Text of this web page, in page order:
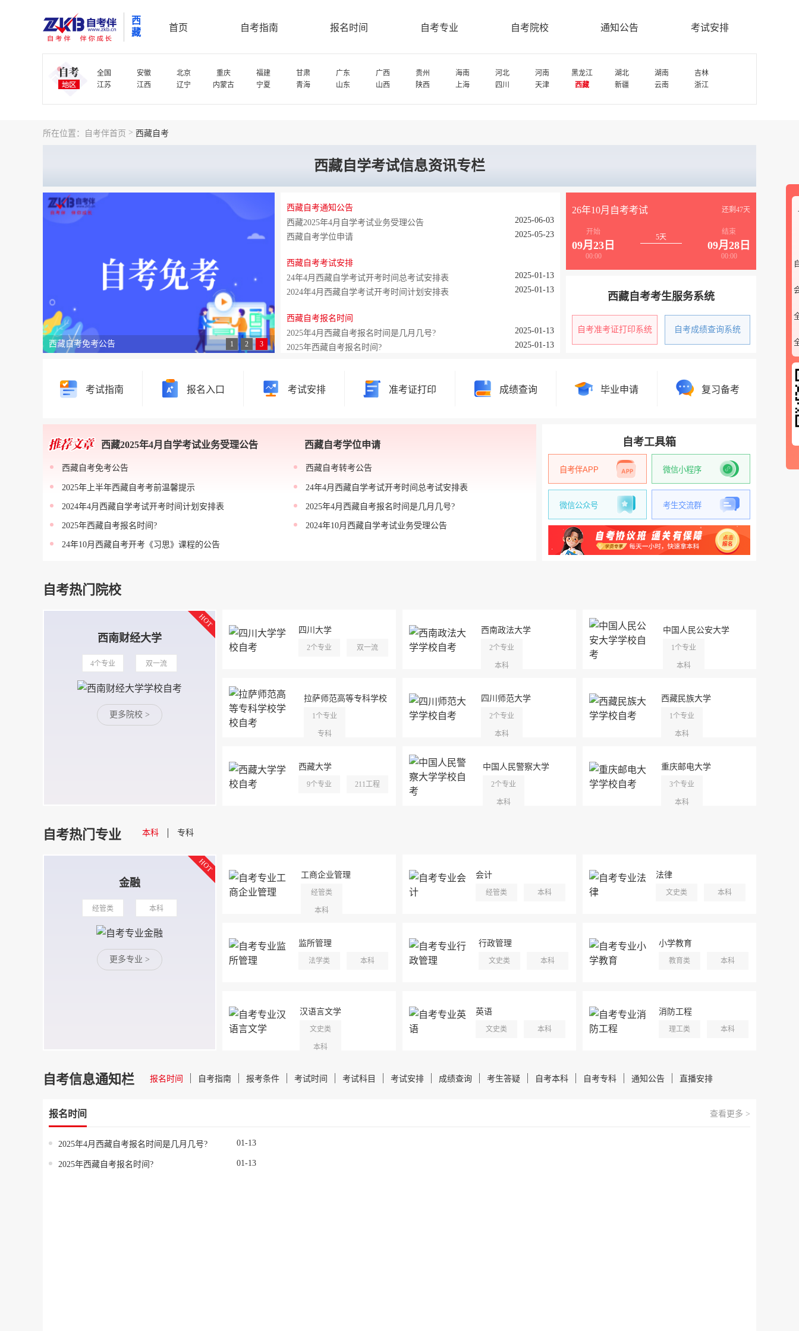
西
藏
首页 自考指南 报名时间 自考专业 自考院校 通知公告 考试安排
全国 安徽 北京 重庆 福建 甘肃 广东 广西 贵州 海南 河北 河南 黑龙江 湖北 湖南
吉林
江苏
江西 辽宁 内蒙古 宁夏 青海 山东 山西 陕西 上海 四川 天津 西藏 新疆 云南 浙江
所在位置： 自考伴首页 > 西藏自考
西藏自学考试信息资讯专栏
西藏自考免考公告 1 2 3
西藏自考通知公告
西藏2025年4月自学考试业务受理公告
2025-06-03
西藏自考学位申请
2025-05-23
西藏自考考试安排
24年4月西藏自学考试开考时间总考试安排表
2025-01-13
2024年4月西藏自学考试开考时间计划安排表
2025-01-13
西藏自考报名时间
2025年4月西藏自考报名时间是几月几号?
2025-01-13
2025年西藏自考报名时间?
2025-01-13
26年10月自考考试 还剩47天
开始
09月23日
00:00
5天
结束
09月28日
00:00
西藏自考考生服务系统
自考准考证打印系统 自考成绩查询系统
考试指南 报名入口 考试安排 准考证打印 成绩查询 毕业申请 复习备考
西藏2025年4月自学考试业务受理公告 西藏自考学位申请
西藏自考免考公告 西藏自考转考公告
2025年上半年西藏自考考前温馨提示 24年4月西藏自学考试开考时间总考试安排表
2024年4月西藏自学考试开考时间计划安排表 2025年4月西藏自考报名时间是几月几号?
2025年西藏自考报名时间? 2024年10月西藏自学考试业务受理公告
24年10月西藏自考开考《习思》课程的公告
自考工具箱
自考伴APP 微信小程序
微信公众号 考生交流群
自考热门院校
西南财经大学
4个专业 双一流
更多院校 >
四川大学
2个专业 双一流
西南政法大学
2个专业
本科
中国人民公安大学
1个专业
本科
拉萨师范高等专科学校
1个专业
专科
四川师范大学
2个专业
本科
西藏民族大学
1个专业
本科
西藏大学
9个专业 211工程
中国人民警察大学
2个专业
本科
重庆邮电大学
3个专业
本科
自考热门专业 本科 专科
金融
经管类 本科
更多专业 >
工商企业管理
经管类
本科
会计
经管类 本科
法律
文史类 本科
监所管理
法学类 本科
行政管理
文史类 本科
小学教育
教育类 本科
汉语言文学
文史类
本科
英语
文史类 本科
消防工程
理工类 本科
自考信息通知栏 报名时间 自考指南 报考条件 考试时间 考试科目 考试安排 成绩查询 考生答疑 自考本科 自考专科 通知公告 直播安排
报名时间 查看更多 >
2025年4月西藏自考报名时间是几月几号? 01-13
2025年西藏自考报名时间? 01-13